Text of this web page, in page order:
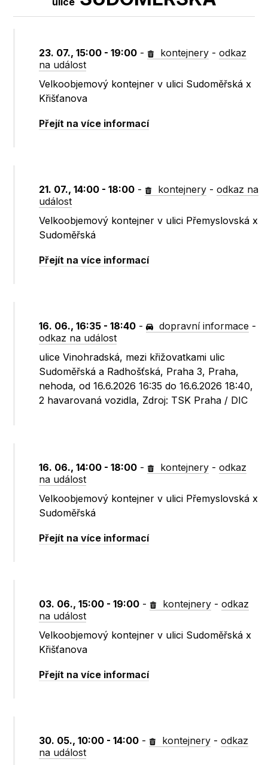
23. 07., 15:00 - 19:00 - kontejnery -odkaz
na událost
Velkoobjemový kontejner v ulici Sudoměřská x
Křišťanova
Přejít na více informací
21. 07., 14:00 - 18:00 - kontejnery -odkaz na
událost
Velkoobjemový kontejner v ulici Přemyslovská x
Sudoměřská
Přejít na více informací
16. 06., 16:35 - 18:40 - dopravní informace -
odkaz na událost
ulice Vinohradská, mezi křižovatkami ulic
Sudoměřská a Radhošťská, Praha 3, Praha,
nehoda, od 16.6.2026 16:35 do 16.6.2026 18:40,
2 havarovaná vozidla, Zdroj: TSK Praha / DIC
16. 06., 14:00 - 18:00 - kontejnery -odkaz
na událost
Velkoobjemový kontejner v ulici Přemyslovská x
Sudoměřská
Přejít na více informací
03. 06., 15:00 - 19:00 - kontejnery -odkaz
na událost
Velkoobjemový kontejner v ulici Sudoměřská x
Křišťanova
Přejít na více informací
30. 05., 10:00 - 14:00 - kontejnery -odkaz
na událost